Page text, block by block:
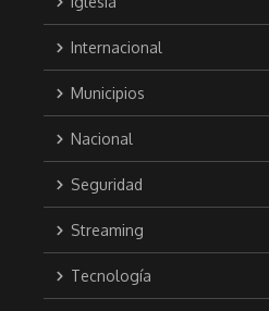
Internacional
Municipios
Nacional
Seguridad
Streaming
Tecnología